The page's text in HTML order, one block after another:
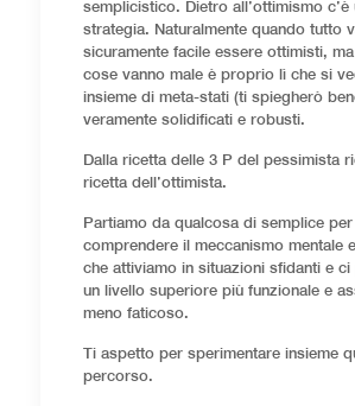
semplicistico. Dietro all’ottimismo c’è
strategia. Naturalmente quando tutto
sicuramente facile essere ottimisti,
cose vanno male è proprio lì che si
insieme di meta-stati (ti spiegherò
veramente solidificati e robusti.
Dalla ricetta delle 3 P del pessimista
ricetta dell’ottimista.
Partiamo da qualcosa di semplice per
comprendere il meccanismo mentale
che attiviamo in situazioni sfidanti e
un livello superiore più funzionale e
meno faticoso.
Ti aspetto per sperimentare insieme
percorso.